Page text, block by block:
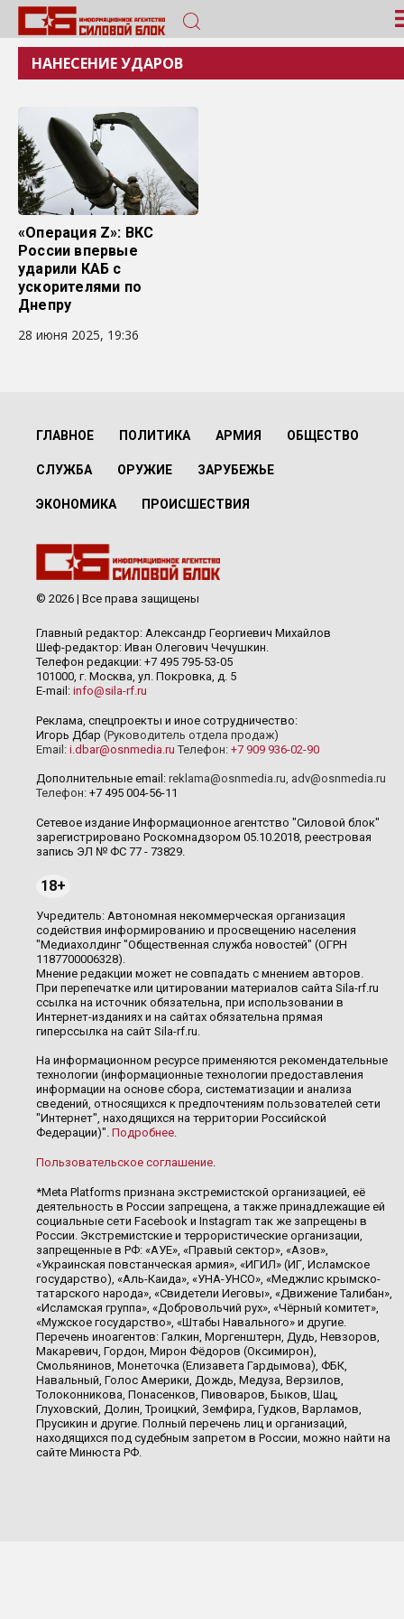
НАНЕСЕНИЕ УДАРОВ
«Операция Z»: ВКС
России впервые
ударили КАБ с
ускорителями по
Днепру
28 июня 2025, 19:36
ГЛАВНОЕ ПОЛИТИКА АРМИЯ ОБЩЕСТВО
СЛУЖБА ОРУЖИЕ ЗАРУБЕЖЬЕ
ЭКОНОМИКА ПРОИСШЕСТВИЯ
© 2026 | Все права защищены
Главный редактор: Александр Георгиевич Михайлов
Шеф-редактор: Иван Олегович Чечушкин.
Телефон редакции: +7 495 795-53-05
101000, г. Москва, ул. Покровка, д. 5
E-mail: info@sila-rf.ru
Реклама, спецпроекты и иное сотрудничество:
Игорь Дбар (Руководитель отдела продаж)
Email: i.dbar@osnmedia.ru Телефон: +7 909 936-02-90
Дополнительные email: reklama@osnmedia.ru, adv@osnmedia.ru
Телефон: +7 495 004-56-11
Сетевое издание Информационное агентство "Силовой блок"
зарегистрировано Роскомнадзором 05.10.2018, реестровая
запись ЭЛ № ФС 77 - 73829.
18+
Учредитель: Автономная некоммерческая организация
содействия информированию и просвещению населения
"Медиахолдинг "Общественная служба новостей" (ОГРН
1187700006328).
Мнение редакции может не совпадать с мнением авторов.
При перепечатке или цитировании материалов сайта Sila-rf.ru
ссылка на источник обязательна, при использовании в
Интернет-изданиях и на сайтах обязательна прямая
гиперссылка на сайт Sila-rf.ru.
На информационном ресурсе применяются рекомендательные
технологии (информационные технологии предоставления
информации на основе сбора, систематизации и анализа
сведений, относящихся к предпочтениям пользователей сети
"Интернет", находящихся на территории Российской
Федерации)". Подробнее.
Пользовательское соглашение.
*Meta Platforms признана экстремистской организацией, её
деятельность в России запрещена, а также принадлежащие ей
социальные сети Facebook и Instagram так же запрещены в
России. Экстремистские и террористические организации,
запрещенные в РФ: «АУЕ», «Правый сектор», «Азов»,
«Украинская повстанческая армия», «ИГИЛ» (ИГ, Исламское
государство), «Аль-Каида», «УНА-УНСО», «Меджлис крымско-
татарского народа», «Свидетели Иеговы», «Движение Талибан»,
«Исламская группа», «Добровольчий рух», «Чёрный комитет»,
«Мужское государство», «Штабы Навального» и другие.
Перечень иноагентов: Галкин, Моргенштерн, Дудь, Невзоров,
Макаревич, Гордон, Мирон Фёдоров (Оксимирон),
Смольянинов, Монеточка (Елизавета Гардымова), ФБК,
Навальный, Голос Америки, Дождь, Медуза, Верзилов,
Толоконникова, Понасенков, Пивоваров, Быков, Шац,
Глуховский, Долин, Троицкий, Земфира, Гудков, Варламов,
Прусикин и другие. Полный перечень лиц и организаций,
находящихся под судебным запретом в России, можно найти на
сайте Минюста РФ.